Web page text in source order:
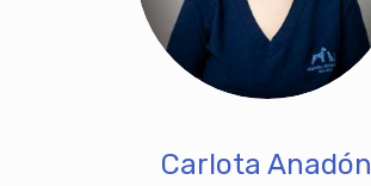
Carlota Anadón